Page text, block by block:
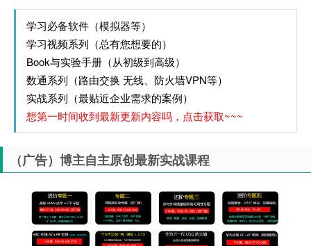
学习必备软件（模拟器等）
学习视频系列（总有您想要的）
Book与实验手册（从初级到高级）
数通系列（路由交换 无线、防火墙VPN等）
实战系列（最贴近企业需求的案例）
想第一时间收到最新更新内容吗，点击获取~~~
（广告）博主自主原创最新实战课程